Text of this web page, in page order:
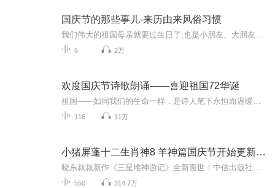
国庆节的那些事儿-来历由来风俗习惯
6 2万
欢度国庆节诗歌朗诵——喜迎祖国72华诞
116 11万
小猪屏蓬十二生肖神8 羊神篇国庆节开始更新啦！
550 314.7万